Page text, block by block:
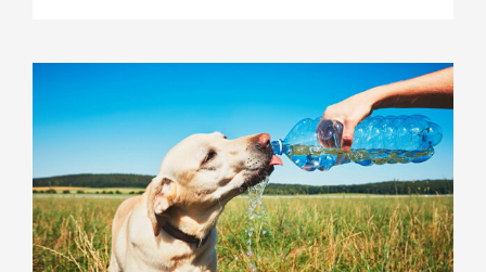
Cómo cuidar a su mascota
durante una ola de calor